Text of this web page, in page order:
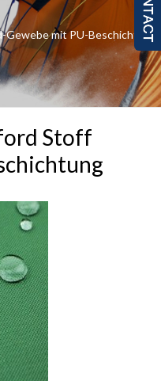
mit PU-Beschichtung
Stoff